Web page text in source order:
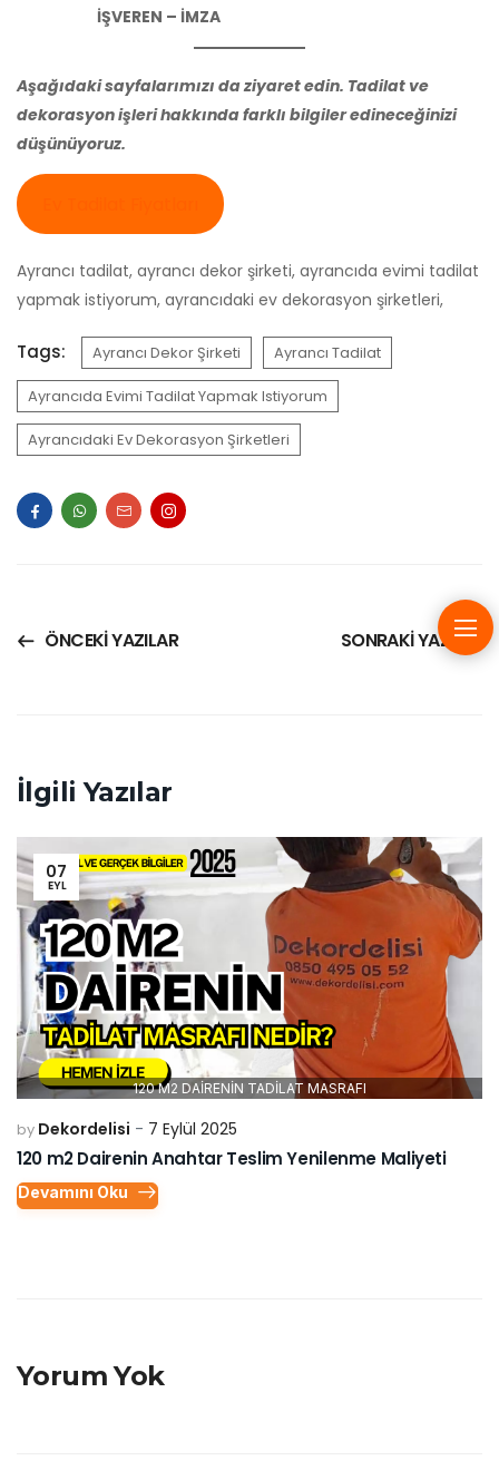
İŞVEREN – İMZA
Aşağıdaki sayfalarımızı da ziyaret edin. Tadilat ve
dekorasyon işleri hakkında farklı bilgiler edineceğinizi
düşünüyoruz.
Ayrancı tadilat, ayrancı dekor şirketi, ayrancıda evimi tadilat
yapmak istiyorum, ayrancıdaki ev dekorasyon şirketleri,
Tags: Ayrancı Dekor Şirketi Ayrancı Tadilat
Ayrancıda Evimi Tadilat Yapmak Istiyorum
Ayrancıdaki Ev Dekorasyon Şirketleri
ÖNCEKI YAZILAR SONRAKI YAZI
İlgili Yazılar
07
EYL
120 M2 DAİRENİN TADİLAT MASRAFI
by Dekordelisi 7 Eylül 2025
120 m2 Dairenin Anahtar Teslim Yenilenme Maliyeti
Devamını Oku
Yorum Yok